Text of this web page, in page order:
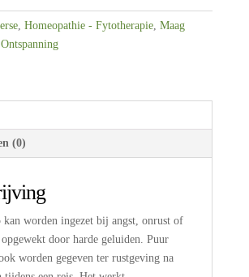
, Homeopathie - Fytotherapie, Maag
(0)
kan worden ingezet bij angst, onrust of
opgewekt door harde geluiden. Puur
worden gegeven ter rustgeving na